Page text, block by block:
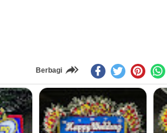
Berbagi